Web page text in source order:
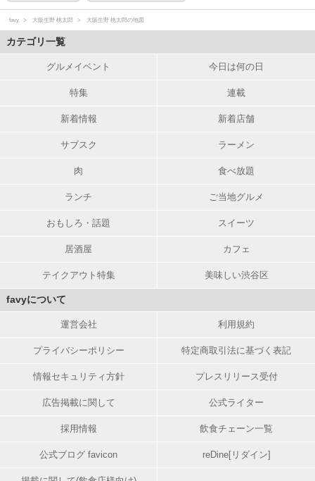
favy 大阪生野 桃太郎 大阪生野 桃太郎の地図
カテゴリ一覧
グルメイベント 今日は何の日
特集 連載
新着情報 新着店舗
サブスク ラーメン
肉 食べ放題
ランチ ご当地グルメ
おもしろ・話題 スイーツ
居酒屋 カフェ
テイクアウト特集 美味しい渋谷区
favyについて
運営会社 利用規約
プライバシーポリシー 特定商取引法に基づく表記
情報セキュリティ方針 プレスリリース受付
広告掲載に関して 公式ライター
採用情報 飲食チェーン一覧
公式ブログ favicon reDine[リダイン]